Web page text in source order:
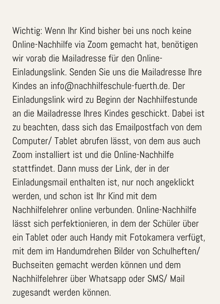
Wichtig: Wenn Ihr Kind bisher bei uns noch keine
Online-Nachhilfe via Zoom gemacht hat, benötigen
wir vorab die Mailadresse für den Online-
Einladungslink. Senden Sie uns die Mailadresse Ihre
Kindes an info@nachhilfeschule-fuerth.de. Der
Einladungslink wird zu Beginn der Nachhilfestunde
an die Mailadresse Ihres Kindes geschickt. Dabei ist
zu beachten, dass sich das Emailpostfach von dem
Computer/ Tablet abrufen lässt, von dem aus auch
Zoom installiert ist und die Online-Nachhilfe
stattfindet. Dann muss der Link, der in der
Einladungsmail enthalten ist, nur noch angeklickt
werden, und schon ist Ihr Kind mit dem
Nachhilfelehrer online verbunden. Online-Nachhilfe
lässt sich perfektionieren, in dem der Schüler über
ein Tablet oder auch Handy mit Fotokamera verfügt,
mit dem im Handumdrehen Bilder von Schulheften/
Buchseiten gemacht werden können und dem
Nachhilfelehrer über Whatsapp oder SMS/ Mail
zugesandt werden können.